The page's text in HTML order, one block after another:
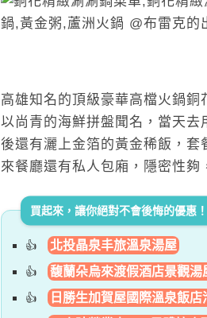
高雄知名的頂級豪華高檔火鍋
以尚青的海鮮拼盤聞名，當天
後還有灑上金箔的黃金稀飯，
來餐廳還有私人包廂，隱密性夠
買起來，讓你絕對不會後悔的優惠！
北投晶泉丰旅溫泉湯屋
馥蘭朵烏來渡假酒店景觀湯
日勝生加賀屋國際溫泉飯店